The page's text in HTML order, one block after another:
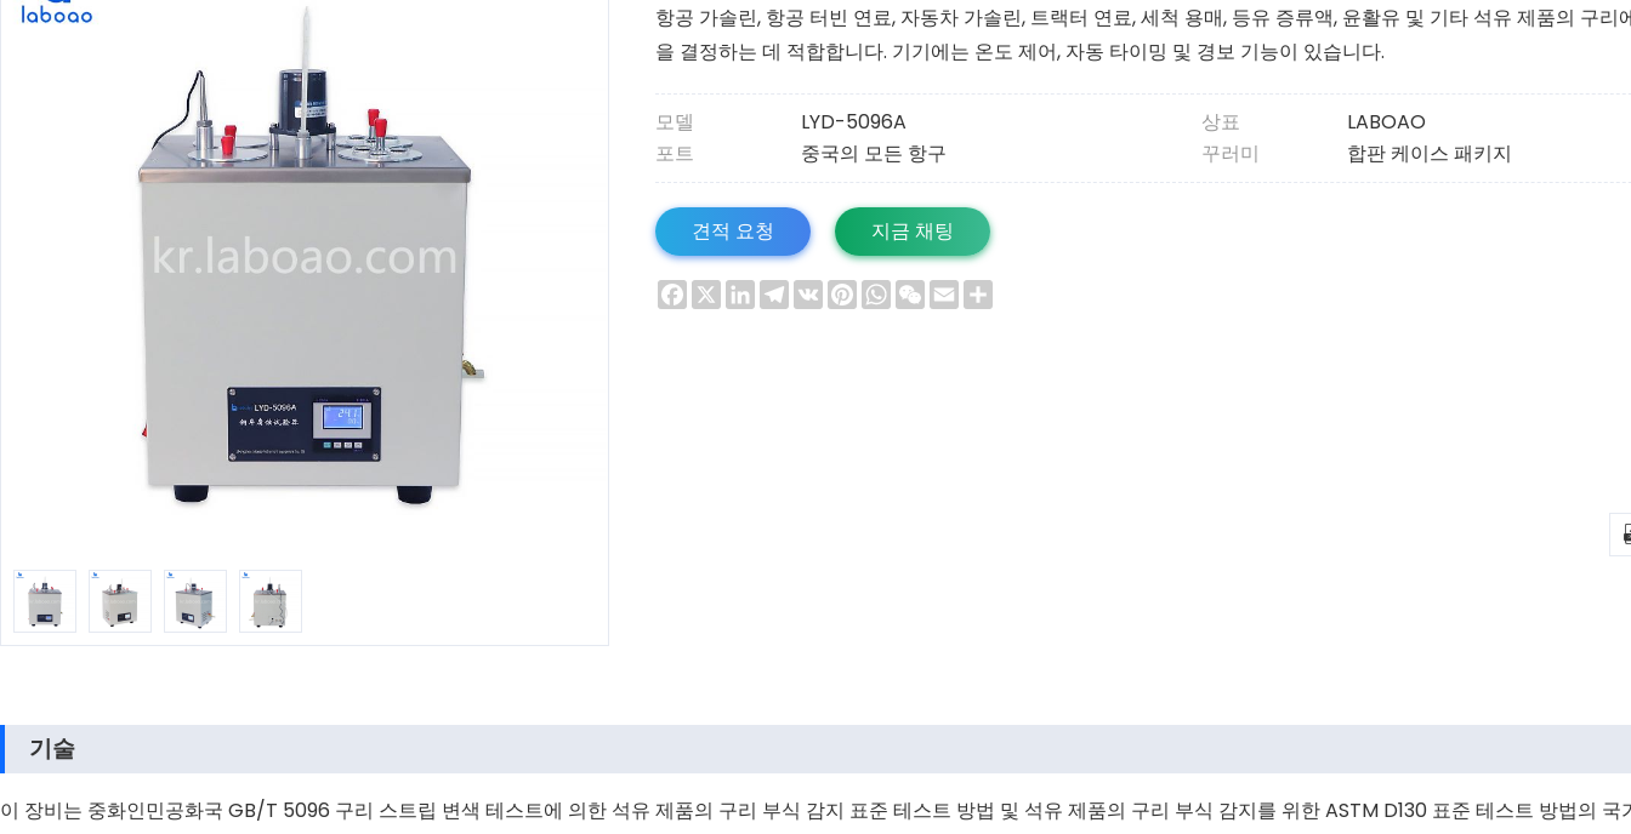
항공 가솔린, 항공 터빈 연료, 자동차 가솔린, 트랙터 연료, 세척 용매, 등유 증류액, 윤활유 및 기타 석유 제품의 구리
을 결정하는 데 적합합니다. 기기에는 온도 제어, 자동 타이밍 및 경보 기능이 있습니다.
모델 LYD-5096A 상표
LABOAO
포트
중국의 모든 항구 꾸러미 합판 케이스 패키지
견적 요청 지금 채팅
Facebook
X LinkedInTelegram
VK Pinterest
WhatsApp
WeChat
Email
기술
이 장비는 중화인민공화국 GB/T 5096 구리 스트립 변색 테스트에 의한 석유 제품의 구리 부식 감지 표준 테스트 방법 및 석유 제품의 구리 부식 감지를 위한 ASTM D130 표준 테스트 방법의 국